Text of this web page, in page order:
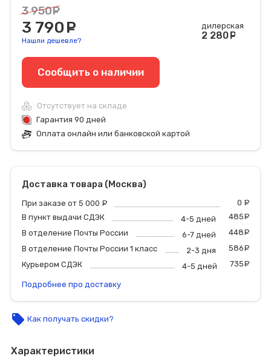
3 950
3 790
Нашли дешевле?
дилерская
2 280
Сообщить o наличии
Отсутствует на складе
Гарантия 90 дней
Оплата онлайн или банковской картой
Доставка товара (Москва)
При заказе от 5 000 0
В пункт выдачи СДЭК
4-5 дней 485
В отделение Почты России
6-7 дней 448
В отделение Почты России 1 класс
2-3 дня 586
Курьером СДЭК
4-5 дней 735
Подробнее про доставку
local_offer Как получать скидки?
Характеристики